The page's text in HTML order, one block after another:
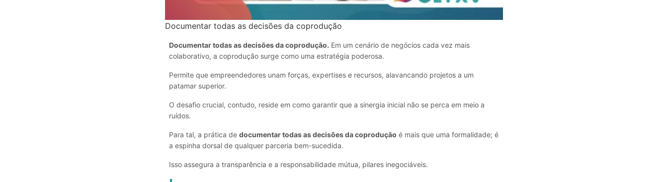
Documentar todas as decisões da coprodução
Documentar todas as decisões da coprodução. Em um cenário de negócios cada vez mais
colaborativo, a coprodução surge como uma estratégia poderosa.
Permite que empreendedores unam forças, expertises e recursos, alavancando projetos a um
patamar superior.
O desafio crucial, contudo, reside em como garantir que a sinergia inicial não se perca em meio a
ruídos.
Para tal, a prática de documentar todas as decisões da coprodução é mais que uma formalidade; é
a espinha dorsal de qualquer parceria bem-sucedida.
Isso assegura a transparência e a responsabilidade mútua, pilares inegociáveis.